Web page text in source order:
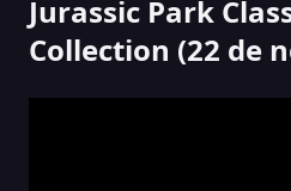
Jurassic Park
Collection (22 de